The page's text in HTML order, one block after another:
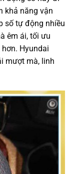
khả năng vận
số tự động nhiều
êm ái, tối ưu
Hyundai
mượt mà, linh